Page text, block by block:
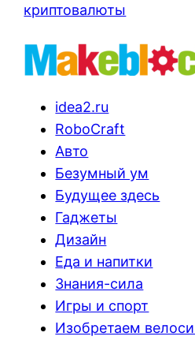
криптовалюты
idea2.ru
RoboCraft
Авто
Безумный ум
Будущее здесь
Гаджеты
Дизайн
Еда и напитки
Знания-сила
Игры и спорт
Изобретаем